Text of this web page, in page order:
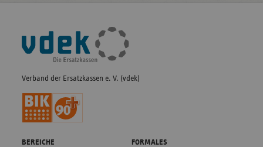
Fußleisten-
Navigation
Verband der Ersatzkassen e. V. (vdek)
BEREICHE FORMALES